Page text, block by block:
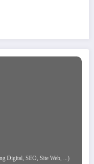
Digital, SEO, Site Web, ...)